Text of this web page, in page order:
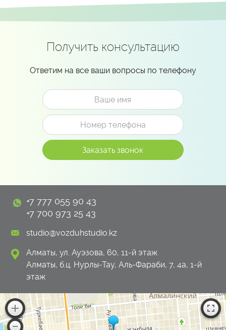
Получить консультацию
Ответим на все ваши вопросы по телефону
+7 777 055 90 43
+7 700 973 25 43
studio@vozduhstudio.kz
Алматы, ул. Ауэзова, 60, 11-й этаж
Алматы, б.ц. Нурлы-Тау, Аль-Фараби, 7, 4а, 1-й
этаж